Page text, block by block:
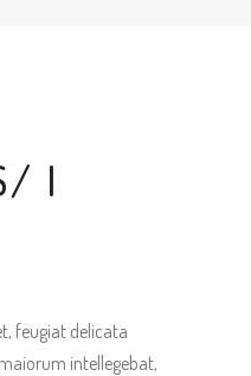
I
feugiat delicata
intellegebat,